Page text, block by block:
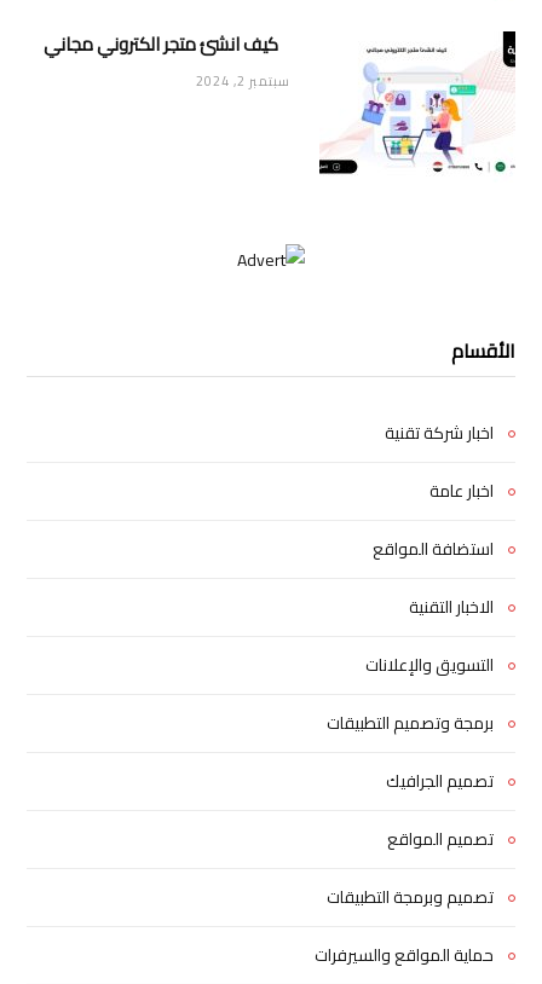
كيف انشئ متجر الكتروني مجاني
سبتمبر 2, 2024
الأقسام
اخبار شركة تقنية
اخبار عامة
استضافة المواقع
الاخبار التقنية
التسويق والإعلانات
برمجة وتصميم التطبيقات
تصميم الجرافيك
تصميم المواقع
تصميم وبرمجة التطبيقات
حماية المواقع والسيرفرات